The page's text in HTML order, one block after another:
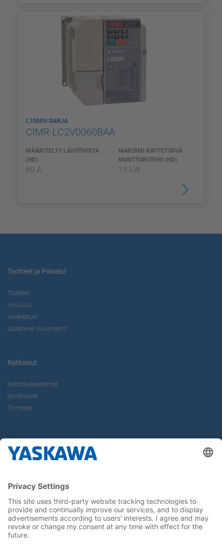
L1000V-SARJA
CIMR-LC2V0060BAA
MÄÄRITELTY LÄHTÖVIRTA
(HD)
60 A
MAKSIMI KÄYTETTÄVÄ
MOOTTORITEHO (HD)
15 kW
Tuotteet ja Palvelut
Tuotteet
Koulutus
Asiakastuki
Ladattavat dokumentit
Ratkaisut
Robottijärjestelmät
Sovellukset
Toimialat
Yaskawa työpaikkana